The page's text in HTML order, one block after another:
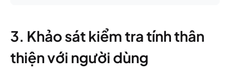
3. Khảo sát kiểm tra tính thân
thiện với người dùng